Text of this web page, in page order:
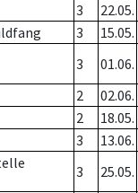
3 22.05.
3 15.05.
3 01.06.
2 02.06.
2 18.05.
3 13.06.
3 25.05.